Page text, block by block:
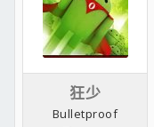
狂少
Bulletproof